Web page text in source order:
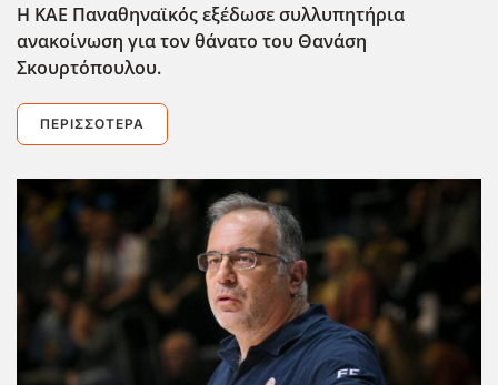
Η ΚΑΕ Παναθηναϊκός εξέδωσε συλλυπητήρια
ανακοίνωση για τον θάνατο του Θανάση
Σκουρτόπουλου.
ΠΕΡΙΣΣΌΤΕΡΑ